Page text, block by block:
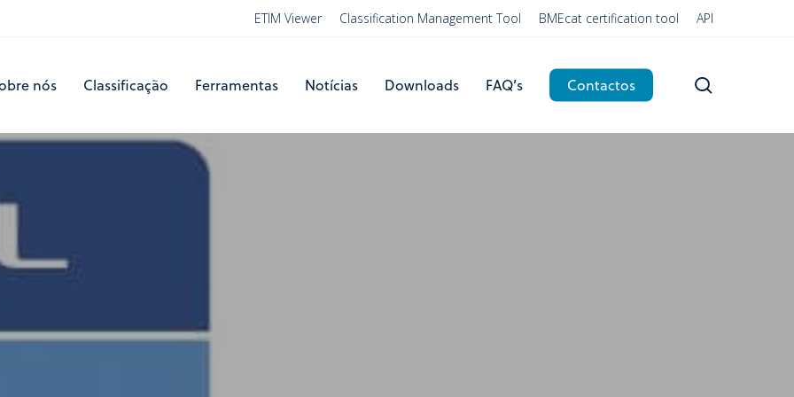
ETIM Viewer Classification Management Tool BMEcat certification tool API
nós Classificação Ferramentas Notícias Downloads FAQ’s Contactos